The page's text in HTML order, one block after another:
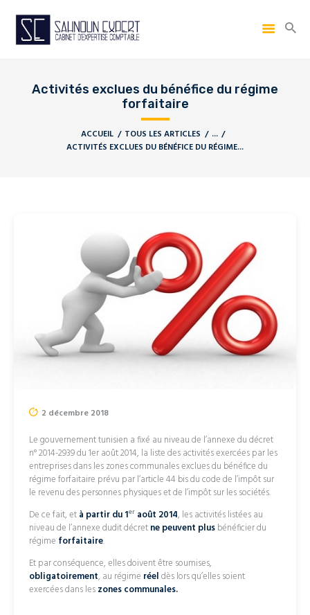
Activités exclues du bénéfice du régime
forfaitaire
ACCUEIL TOUS LES ARTICLES
...
ACTIVITÉS EXCLUES DU BÉNÉFICE DU RÉGIME...
2 décembre 2018
Le gouvernement tunisien a fixé au niveau de l’annexe du décret
n° 2014-2939 du 1er août 2014, la liste des activités exercées par les
entreprises dans les zones communales exclues du bénéfice du
régime forfaitaire prévu par l’article 44 bis du code de l’impôt sur
le revenu des personnes physiques et de l’impôt sur les sociétés.
De ce fait, età partir du 1er août 2014, les activités listées au
niveau de l’annexe dudit décretne peuvent plusbénéficier du
régime forfaitaire.
Et par conséquence, elles doivent être soumises,
obligatoirement, au régime réeldès lors qu’elles soient
exercées dans leszones communales.